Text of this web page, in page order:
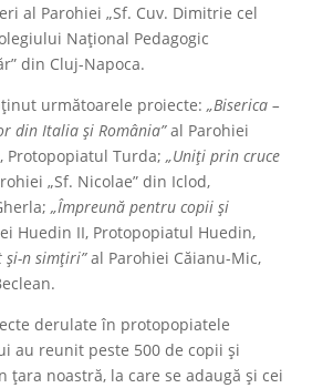
al Parohiei „Sf. Cuv. Dimitrie cel
Național Pedagogic
din Cluj-Napoca.
următoarele proiecte: „Biserica –
din Italia și România”al Parohiei
Protopopiatul Turda; „Uniți prin cruce
„Sf. Nicolae” din Iclod,
„Împreună pentru copii și
Huedin II, Protopopiatul Huedin,
și-n simțiri”al Parohiei Căianu-Mic,
derulate în protopopiatele
au reunit peste 500 de copii și
noastră, la care se adaugă și cei